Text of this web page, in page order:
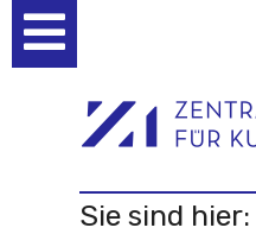
Werkzeuge
Sie sind hier: